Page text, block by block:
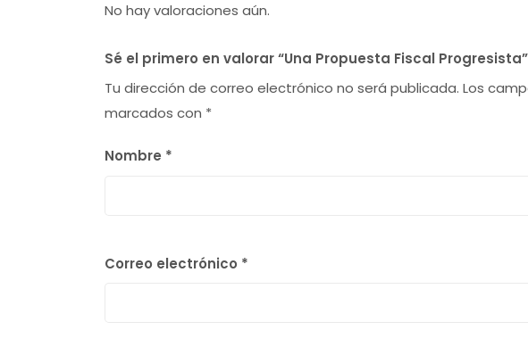
No hay valoraciones aún.
Sé el primero en valorar “Una Propuesta Fiscal Progresista”
Tu dirección de correo electrónico no será publicada. Los
marcados con *
Nombre *
Correo electrónico *